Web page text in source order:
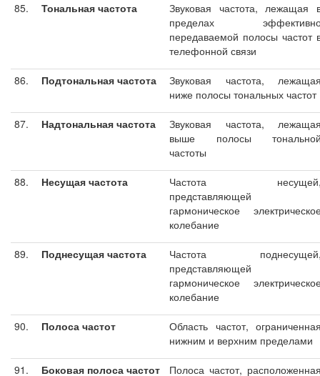
85. Тональная частота
Звуковая частота, лежащая
пределах
передаваемой полосы частот
телефонной связи
86. Подтональная частота
Звуковая частота,
ниже полосы тональных частот
87. Надтональная частота
Звуковая частота,
выше полосы
частоты
88. Несущая частота
Частота
представляющей
гармоническое
колебание
89. Поднесущая частота
Частота
представляющей
гармоническое
колебание
90. Полоса частот
Область частот,
нижним и верхним пределами
91.
Боковая полоса частот
Полоса частот,